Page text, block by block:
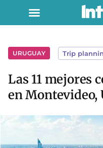
URUGUAY Trip
Las 11 mejores
en Montevideo,